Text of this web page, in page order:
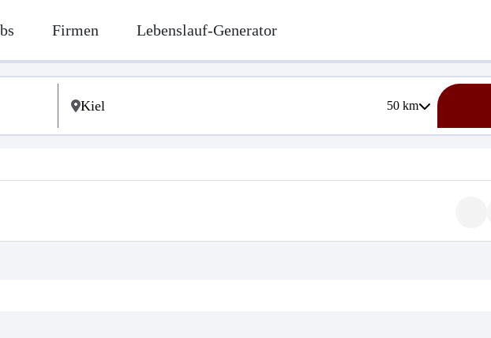
Firmen Lebenslauf-Generator
50km